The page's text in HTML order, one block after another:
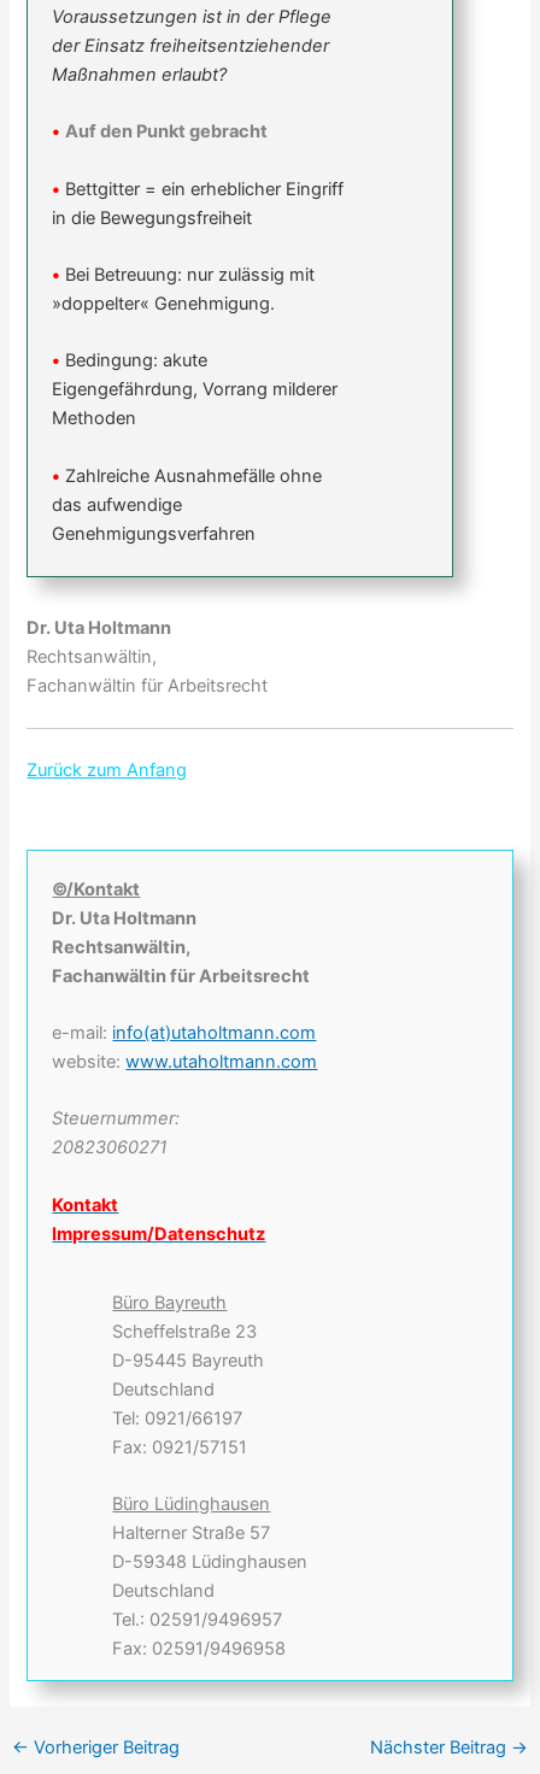
Voraussetzungen ist in der Pflege
der Einsatz freiheitsentziehender
Maßnahmen erlaubt?
• Auf den Punkt gebracht
• Bettgitter = ein erheblicher Eingriff
in die Bewegungsfreiheit
• Bei Betreuung: nur zulässig mit
»doppelter« Genehmigung.
• Bedingung: akute
Eigengefährdung, Vorrang milderer
Methoden
• Zahlreiche Ausnahmefälle ohne
das aufwendige
Genehmigungsverfahren
Dr. Uta Holtmann
Rechtsanwältin,
Fachanwältin für Arbeitsrecht
Zurück zum Anfang
©/Kontakt
Dr. Uta Holtmann
Rechtsanwältin,
Fachanwältin für Arbeitsrecht
e-mail: info(at)utaholtmann.com
website:www.utaholtmann.com
Steuernummer:
20823060271
Kontakt
Impressum/Datenschutz
Büro Bayreuth
Scheffelstraße 23
D-95445 Bayreuth
Deutschland
Tel: 0921/66197
Fax: 0921/57151
Büro Lüdinghausen
Halterner Straße 57
D-59348 Lüdinghausen
Deutschland
Tel.: 02591/9496957
Fax: 02591/9496958
← Vorheriger Beitrag Nächster Beitrag →